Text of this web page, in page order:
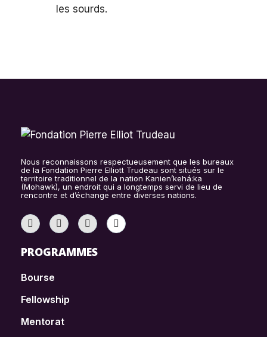
les sourds.
Nous reconnaissons respectueusement que les bureaux
de la Fondation Pierre Elliott Trudeau sont situés sur le
territoire traditionnel de la nation Kanien’kehá:ka
(Mohawk), un endroit qui a longtemps servi de lieu de
rencontre et d’échange entre diverses nations.
PROGRAMMES
Bourse
Fellowship
Mentorat